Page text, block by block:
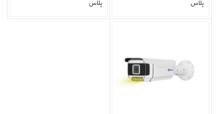
پلاس
پلاس